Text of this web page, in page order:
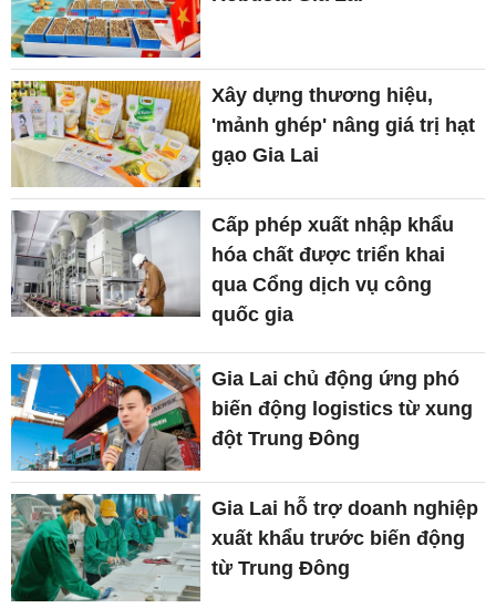
Xây dựng thương hiệu,
'mảnh ghép' nâng giá trị hạt
gạo Gia Lai
Cấp phép xuất nhập khẩu
hóa chất được triển khai
qua Cổng dịch vụ công
quốc gia
Gia Lai chủ động ứng phó
biến động logistics từ xung
đột Trung Đông
Gia Lai hỗ trợ doanh nghiệp
xuất khẩu trước biến động
từ Trung Đông